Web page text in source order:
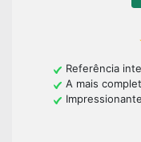
Referência
A mais